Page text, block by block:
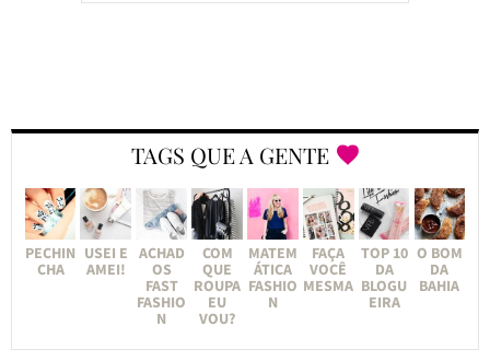
TAGS QUE A GENTE
PECHIN
CHA
USEI E
AMEI!
ACHAD
OS
FAST
FASHIO
N
COM
QUE
ROUPA
EU
VOU?
MATEM
ÁTICA
FASHIO
N
FAÇA
VOCÊ
MESMA
TOP 10
DA
BLOGU
EIRA
O BOM
DA
BAHIA